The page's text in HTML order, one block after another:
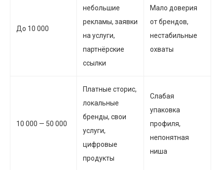
До 10 000
небольшие
рекламы, заявки
на услуги,
партнёрские
ссылки
Мало доверия
от брендов,
нестабильные
охваты
10 000 — 50 000
Платные сторис,
локальные
бренды, свои
услуги,
цифровые
продукты
Слабая
упаковка
профиля,
непонятная
ниша